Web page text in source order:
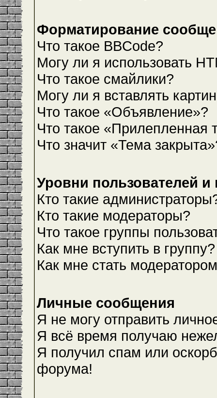
Форматирование
Что такое BBCode?
Могу ли я использовать
Что такое смайлики?
Могу ли я вставлять
Что такое «Объявление»?
Что такое «Прилепленная
Что значит «Тема
Уровни пользователей и
Кто такие
Кто такие модераторы?
Что такое группы
Как мне вступить в группу?
Как мне стать
Личные сообщения
Я не могу отправить
Я всё время получаю
Я получил спам или
форума!